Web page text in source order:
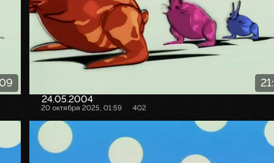
24.05.2004
20 октября 2025, 01:59 402